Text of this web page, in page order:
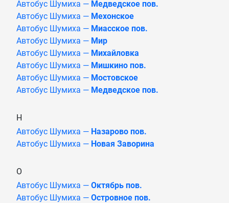
Автобус Шумиха — Медведское пов.
Автобус Шумиха — Мехонское
Автобус Шумиха — Миасское пов.
Автобус Шумиха — Мир
Автобус Шумиха — Михайловка
Автобус Шумиха — Мишкино пов.
Автобус Шумиха — Мостовское
Автобус Шумиха — Медведское пов.
Н
Автобус Шумиха — Назарово пов.
Автобус Шумиха — Новая Заворина
О
Автобус Шумиха — Октябрь пов.
Автобус Шумиха — Островное пов.